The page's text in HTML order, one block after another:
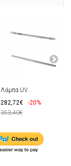
Λάμπα UV...
282,72€
-20%
353,40€